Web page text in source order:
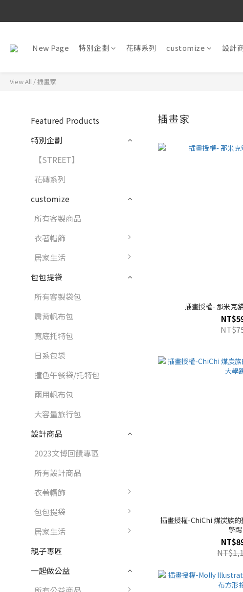
New Page 特別企劃 花磚系列 customize 設計
View All /插畫家
Featured Products
特別企劃
【STREET】
花磚系列
customize
所有客製商品
衣著帽飾
居家生活
包包提袋
所有客製袋包
肩背帆布包
寬底托特包
日系包袋
撞色午餐袋/托特包
兩用帆布包
大容量旅行包
設計商品
2023文博回饋專區
所有設計商品
衣著帽飾
包包提袋
居家生活
親子專區
一起做公益
插畫家
插畫授權- 那米克
插畫授權-ChiChi 煤炭族
學踢